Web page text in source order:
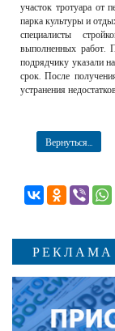
участок тротуара от
парка культуры и
специалисты
выполненных работ.
подрядчику указали
срок. После
устранения
Вернуться...
РЕКЛАМА